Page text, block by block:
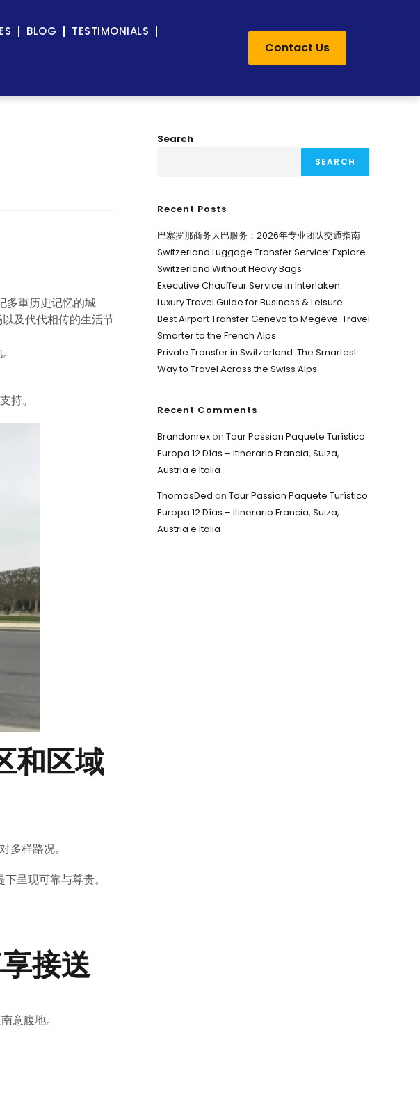
BLOG TESTIMONIALS
Contact Us
多重历史记忆的城
及代代相传的生活节
持。
和区域
样路况。
呈现可靠与尊贵。
接送
意腹地。
Search
SEARCH
Recent Posts
巴塞罗那商务大巴服务：2026年专业团队交通指南
Switzerland Luggage Transfer Service: Explore
Switzerland Without Heavy Bags
Executive Chauffeur Service in Interlaken:
Luxury Travel Guide for Business & Leisure
Best Airport Transfer Geneva to Megève: Travel
Smarter to the French Alps
Private Transfer in Switzerland: The Smartest
Way to Travel Across the Swiss Alps
Recent Comments
Brandonrexon Tour Passion Paquete Turístico
Europa 12 Días – Itinerario Francia, Suiza,
Austria e Italia
ThomasDed on Tour Passion Paquete Turístico
Europa 12 Días – Itinerario Francia, Suiza,
Austria e Italia